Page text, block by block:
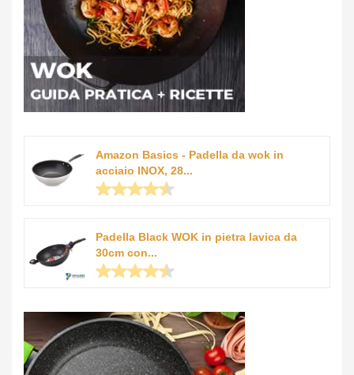
Amazon Basics - Padella da wok in
acciaio INOX, 28...
Padella Black WOK in pietra lavica da
30cm con...